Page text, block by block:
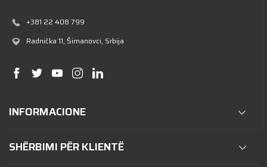
+381 22 408 799
Radnička 11, Šimanovci, Srbija
INFORMACIONE
SHËRBIMI PËR KLIENTË